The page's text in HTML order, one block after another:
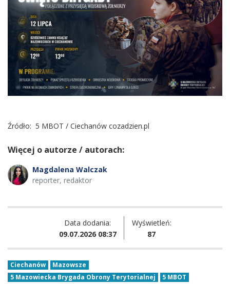
Źródło: 5 MBOT / Ciechanów cozadzien.pl
Więcej o autorze / autorach:
Magdalena Walczak
reporter, redaktor
Data dodania:
09.07.2026 08:37
Wyświetleń:
87
Ciechanów
Mazowsze
5 Mazowiecka Brygada Obrony Terytorialnej
5 MBOT